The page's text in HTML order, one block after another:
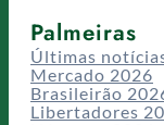
Palmeiras
Últimas
Mercado 2026
Brasileirão
Libertadores